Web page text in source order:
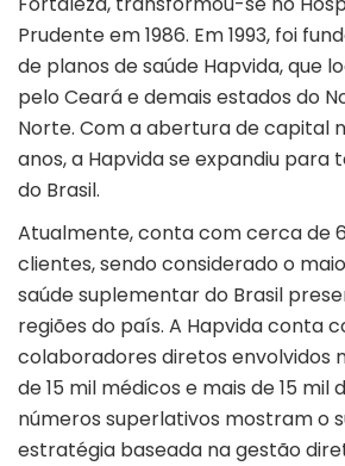
Prudente em 1986. Em 1993, foi
de planos de saúde Hapvida, que
pelo Ceará e demais estados do
Norte. Com a abertura de capital
anos, a Hapvida se expandiu para
do Brasil.
Atualmente, conta com cerca de
clientes, sendo considerado o
saúde suplementar do Brasil
regiões do país. A Hapvida conta
colaboradores diretos envolvidos
de 15 mil médicos e mais de 15 mil
números superlativos mostram o
estratégia baseada na gestão